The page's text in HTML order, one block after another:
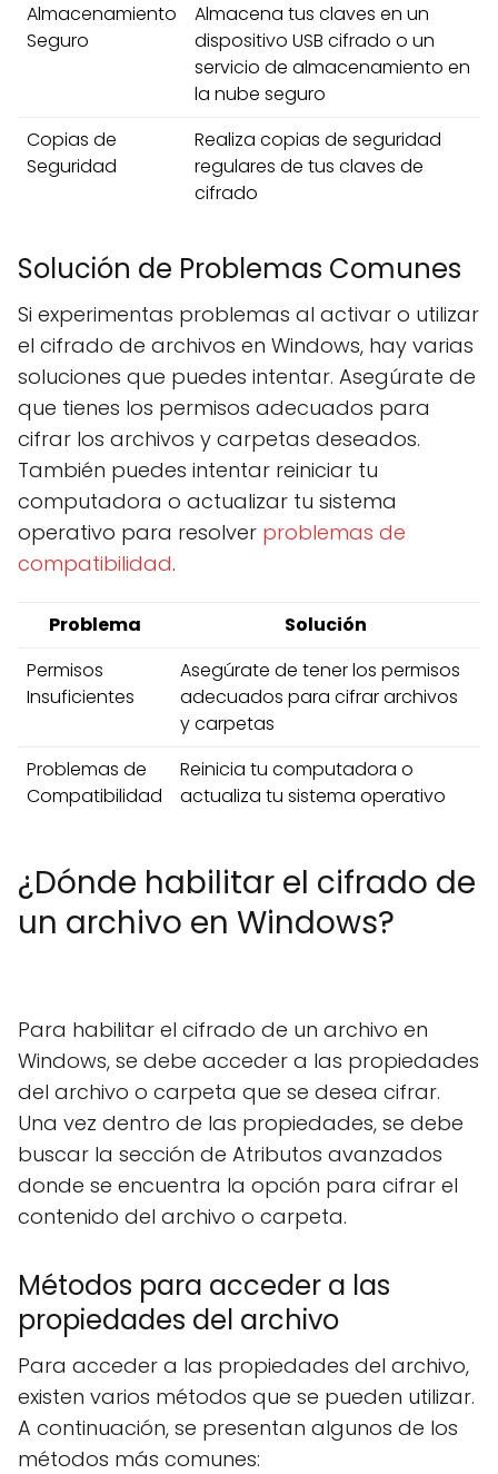
Almacenamiento
Seguro
Almacena tus claves en un
dispositivo USB cifrado o un
servicio de almacenamiento en
la nube seguro
Copias de
Seguridad
Realiza copias de seguridad
regulares de tus claves de
cifrado
Solución de Problemas Comunes
Si experimentas problemas al activar o utilizar
el cifrado de archivos en Windows, hay varias
soluciones que puedes intentar. Asegúrate de
que tienes los permisos adecuados para
cifrar los archivos y carpetas deseados.
También puedes intentar reiniciar tu
computadora o actualizar tu sistema
operativo para resolver problemas de
compatibilidad.
Problema
Solución
Permisos
Insuficientes
Asegúrate de tener los permisos
adecuados para cifrar archivos
y carpetas
Problemas de
Compatibilidad
Reinicia tu computadora o
actualiza tu sistema operativo
¿Dónde habilitar el cifrado de
un archivo en Windows?
Para habilitar el cifrado de un archivo en
Windows, se debe acceder a las propiedades
del archivo o carpeta que se desea cifrar.
Una vez dentro de las propiedades, se debe
buscar la sección de Atributos avanzados
donde se encuentra la opción para cifrar el
contenido del archivo o carpeta.
Métodos para acceder a las
propiedades del archivo
Para acceder a las propiedades del archivo,
existen varios métodos que se pueden utilizar.
A continuación, se presentan algunos de los
métodos más comunes: